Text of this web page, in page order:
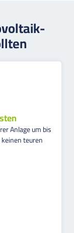
Anlage um bis
teuren